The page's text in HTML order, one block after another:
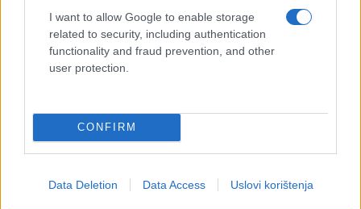
I want to allow Google to enable storage
related to security, including authentication
functionality and fraud prevention, and other
user protection.
CONFIRM
Data Deletion Data Access Uslovi korištenja
tjedana potražite pomoć liječnika. Rak kože
najčešće ne boli, ali može svrbiti ili krvariti,
upozoravaju liječnici.